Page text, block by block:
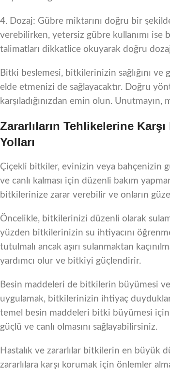
4. Dozaj: Gübre miktarını doğru bir
verebilirken, yetersiz gübre kullanımı ise
talimatları dikkatlice okuyarak doğru
Bitki beslemesi, bitkilerinizin sağlığını
elde etmenizi de sağlayacaktır. Doğru
karşıladığınızdan emin olun.
Zararlıların Tehlikelerine
Yolları
Çiçekli bitkiler, evinizin veya bahçenizin
ve canlı kalması için düzenli bakım
bitkilerinize zarar verebilir ve onların
Öncelikle, bitkilerinizi düzenli olarak
yüzden bitkilerinizin su ihtiyacını
tutulmalı ancak aşırı sulanmaktan
yardımcı olur ve bitkiyi güçlendirir.
Besin maddeleri de bitkilerin büyümesi
uygulamak, bitkilerinizin ihtiyaç
temel besin maddeleri bitki büyümesi
güçlü ve canlı olmasını sağlayabilirsiniz.
Hastalık ve zararlılar bitkilerin en büyük
zararlılara karşı korumak için önlemler